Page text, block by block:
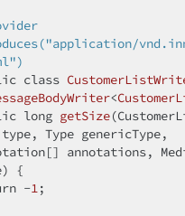
class
<
long getSize
type, Type genericType,
annotations,
-1;